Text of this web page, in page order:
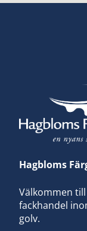
Hagbloms
Välkommen
fackhandel
golv.